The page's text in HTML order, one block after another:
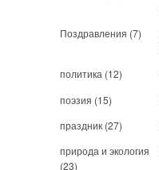
Поздравления (7)
политика (12)
поэзия (15)
праздник (27)
природа и экология
(23)